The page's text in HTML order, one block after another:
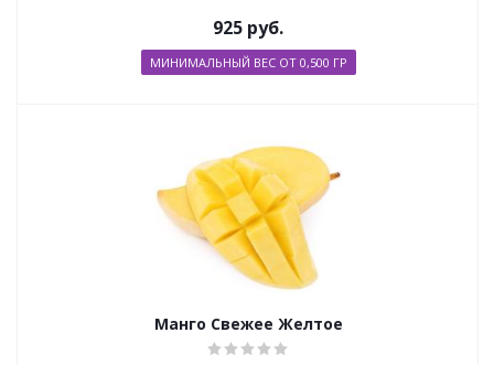
925 руб.
МИНИМАЛЬНЫЙ ВЕС ОТ 0,500 ГР
Манго Свежее Желтое